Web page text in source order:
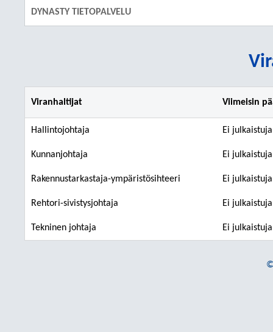
DYNASTY TIETOPALVELU
Viranhaltijat Viimeisin
Hallintojohtaja Ei
Kunnanjohtaja Ei
Rakennustarkastaja-ympäristösihteeri Ei
Rehtori-sivistysjohtaja Ei
Tekninen johtaja Ei